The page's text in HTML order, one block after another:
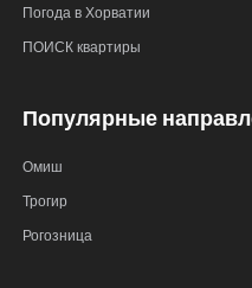
Погода в Хорватии
ПОИСК квартиры
Популярные
Омиш
Трогир
Рогозница